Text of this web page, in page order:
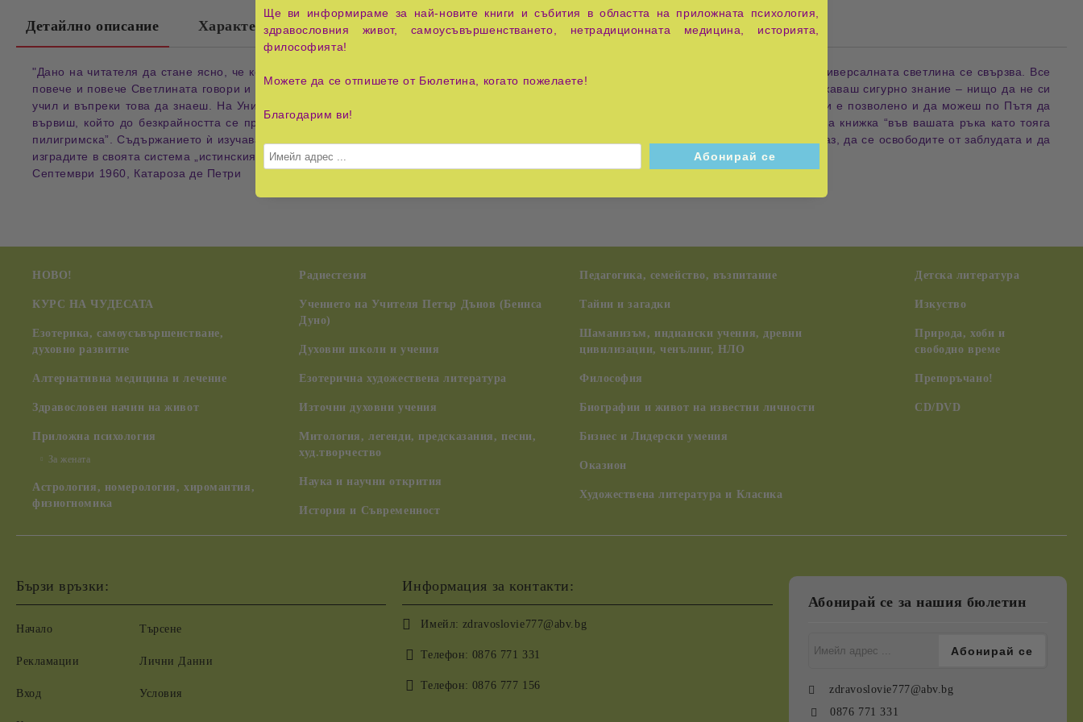
Детайлно описание Характеристики
"Дано на читателя да стане ясно, че който на себеотдаване се решава и доброволно на праатома – Розата на сърцето, се отдава, с Универсалната светлина се свързва. Все
повече и повече Светлината говори и се изявява; като извор лей се тя – изворът на познанието и на мъдростта. Прекрасно е да притежаваш сигурно знание – нищо да не си
учил и въпреки това да знаеш. На Универсалния извор винаги да можеш да се позовеш, за да можеш така другите да подкрепиш; да ти е позволено и да можеш по Пътя да
вървиш, който до безкрайността се простира. Това е пилигримство от Сила към Сила. Долуподписаната би желала да бъде тази малка книжка “във вашата ръка като тояга
пилигримска”. Съдържанието ѝ изучавайки усърдно, ще направите вий първа стъпка, за да се издигнете над диалектичния самоуверен аз, да се освободите от заблудата и да
изградите в своята система „истинският аз“. Човечеството навлезе във времето на декларирането, във времето на Откровението!"
Септември 1960, Катароза де Петри
НОВО!
КУРС НА ЧУДЕСАТА
Езотерика, самоусъвършенстване,
духовно развитие
Алтернативна медицина и лечение
Здравословен начин на живот
Приложна психология
За жената
Астрология, номерология, хиромантия,
физиогномика
Радиестезия
Учението на Учителя Петър Дънов (Беинса
Дуно)
Духовни школи и учения
Езотерична художествена литература
Източни духовни учения
Митология, легенди, предсказания, песни,
худ.творчество
Наука и научни открития
История и Съвременност
Педагогика, семейство, възпитание
Тайни и загадки
Шаманизъм, индиански учения, древни
цивилизации, ченълинг, НЛО
Философия
Биографии и живот на известни личности
Бизнес и Лидерски умения
Оказион
Художествена литература и Класика
Детска литература
Изкуство
Природа, хоби и
свободно време
Препоръчано!
CD/DVD
Бързи връзки:
Начало
Рекламации
Вход
Търсене
Лични Данни
Условия
Информация за контакти:
Имейл: zdravoslovie777@abv.bg
Телефон: 0876 771 331
Телефон: 0876 777 156
Абонирай се за нашия бюлетин
zdravoslovie777@abv.bg
0876 771 331
Ще ви информираме за най-новите книги и събития в областта на приложната психология,
здравословния живот, самоусъвършенстването, нетрадиционната медицина, историята,
философията!
Можете да се отпишете от Бюлетина, когато пожелаете!
Благодарим ви!